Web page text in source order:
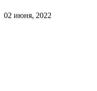
02 июня, 2022